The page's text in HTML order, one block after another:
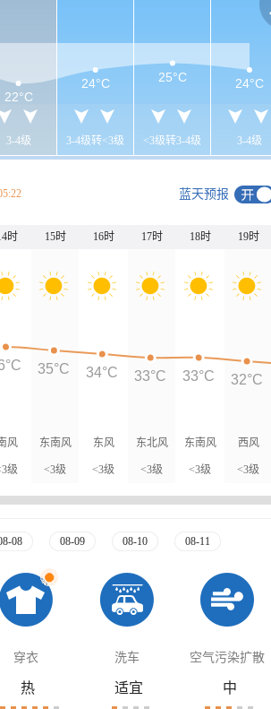
3-4级 3-4级转<3级 <3级转3-4级 3-4级
22°C
24°C 25°C 24°C
蓝天预报
时 15时 16时 17时 18时 19时
风
级
东南风
<3级
东风
<3级
东北风
<3级
东南风
<3级
西风
<3级
35°C 34°C 33°C 33°C 32°C
08 08-09 08-10 08-11
穿衣 洗车 空气污染扩散
热 适宜 中